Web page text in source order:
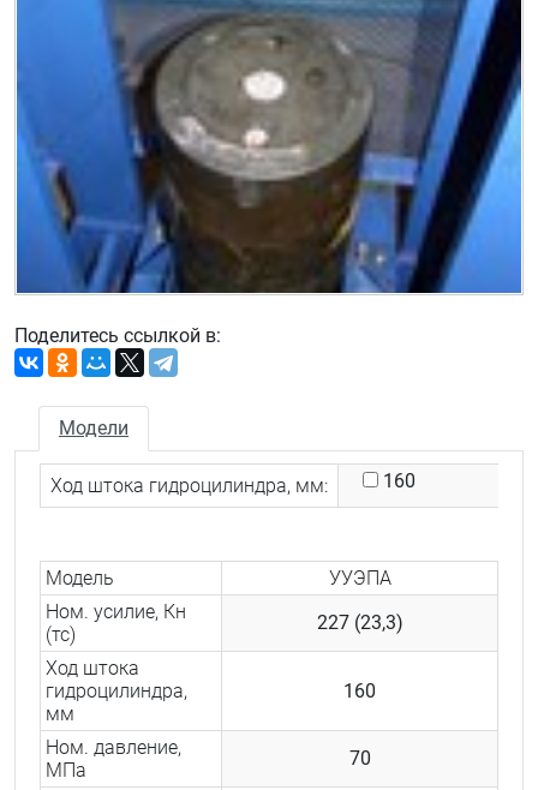
Поделитесь ссылкой в:
Модели
Ход штока гидроцилиндра, мм: 160
Модель
УУЭПА
Ном. усилие, Кн
(тс)
227 (23,3)
Ход штока
гидроцилиндра,
мм
160
Ном. давление,
МПа
70